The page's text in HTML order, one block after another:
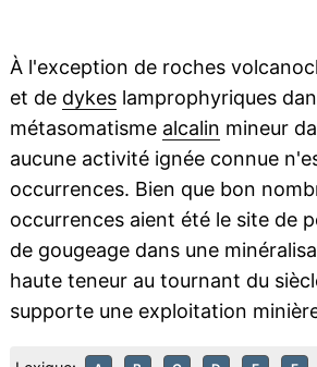
À l'exception de roches
et de dykeslamprophyriques
métasomatisme alcalin mineur
aucune activité ignée connue
occurrences. Bien que bon
occurrences aient été le site de
de gougeage dans une
haute teneur au tournant du
supporte une exploitation